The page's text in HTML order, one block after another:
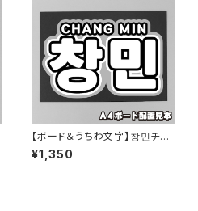
【ボード＆うちわ文字】창민チャ
ンミン・キュー큐① 即納 【THE
BOYZ】
¥1,350